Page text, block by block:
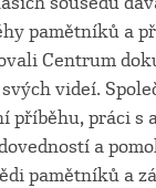
pamětníků a
Centrum
videí.
příběhu, práci s
a
pamětníků a